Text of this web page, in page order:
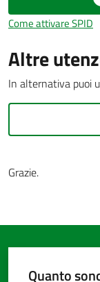
Amministrazione
trasparente
Tutti
argomenti...
Come attivare SPID
Altre
In alternativa puoi
Grazie.
Quanto